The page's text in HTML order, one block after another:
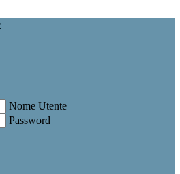
Nome Utente
Password